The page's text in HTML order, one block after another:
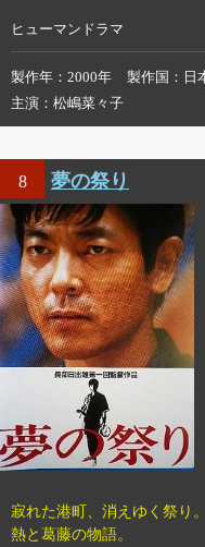
ヒューマンドラマ
製作年 2000年 製作国 日
主演
松嶋菜々子
8 夢の祭り
寂れた港町、消えゆく祭り
熱と葛藤の物語。